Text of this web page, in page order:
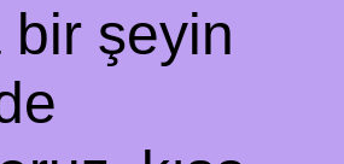
bir şeyin